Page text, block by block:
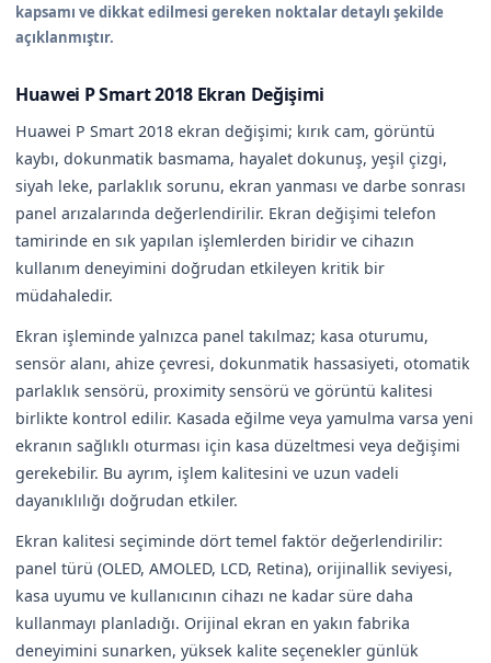
kapsamı ve dikkat edilmesi gereken noktalar detaylı şekilde
açıklanmıştır.
Huawei P Smart 2018 Ekran Değişimi
Huawei P Smart 2018 ekran değişimi; kırık cam, görüntü
kaybı, dokunmatik basmama, hayalet dokunuş, yeşil çizgi,
siyah leke, parlaklık sorunu, ekran yanması ve darbe sonrası
panel arızalarında değerlendirilir. Ekran değişimi telefon
tamirinde en sık yapılan işlemlerden biridir ve cihazın
kullanım deneyimini doğrudan etkileyen kritik bir
müdahaledir.
Ekran işleminde yalnızca panel takılmaz; kasa oturumu,
sensör alanı, ahize çevresi, dokunmatik hassasiyeti, otomatik
parlaklık sensörü, proximity sensörü ve görüntü kalitesi
birlikte kontrol edilir. Kasada eğilme veya yamulma varsa yeni
ekranın sağlıklı oturması için kasa düzeltmesi veya değişimi
gerekebilir. Bu ayrım, işlem kalitesini ve uzun vadeli
dayanıklılığı doğrudan etkiler.
Ekran kalitesi seçiminde dört temel faktör değerlendirilir:
panel türü (OLED, AMOLED, LCD, Retina), orijinallik seviyesi,
kasa uyumu ve kullanıcının cihazı ne kadar süre daha
kullanmayı planladığı. Orijinal ekran en yakın fabrika
deneyimini sunarken, yüksek kalite seçenekler günlük